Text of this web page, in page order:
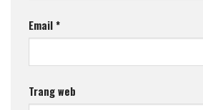
Email*
Trang web